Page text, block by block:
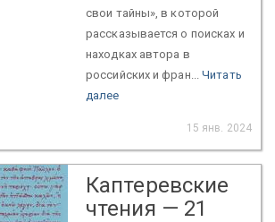
свои тайны», в которой
рассказывается о поисках и
находках автора в
российских и фран...Читать
далее
15 янв. 2024
Каптеревские
чтения — 21